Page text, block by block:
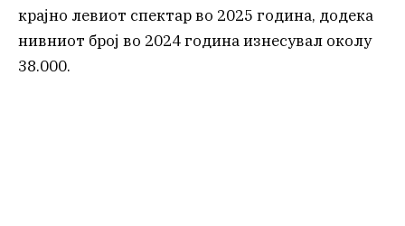
крајно левиот спектар во 2025 година, додека
нивниот број во 2024 година изнесувал околу
38.000.